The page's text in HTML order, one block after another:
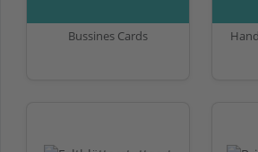
Bussines Cards